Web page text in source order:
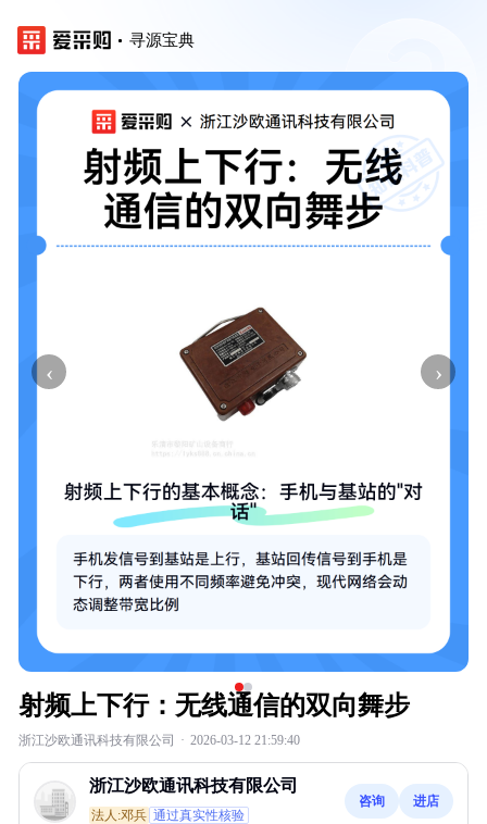
寻源宝典
‹ ›
射频上下行：无线通信的双向舞步
浙江沙欧通讯科技有限公司 · 2026-03-12 21:59:40
浙江沙欧通讯科技有限公司
法人:邓兵 通过真实性核验
咨询 进店